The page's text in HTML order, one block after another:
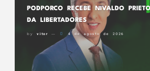
PODPORCO RECEBE NIVALDO
DA LIBERTADORES
by vitor 4 de agosto de 2026